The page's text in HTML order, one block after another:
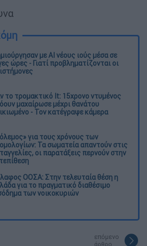
με AI νέους ιούς μέσα σε
ώρες - Γιατί προβληματίζονται οι
το τρομακτικό It: 15χρονο ντυμένος
μαχαίρωσε μέχρι θανάτου
- Τον κατέγραψε κάμερα
για τους χρόνους των
Τα σωματεία απαντούν στις
οι παρατάξεις περνούν στην
ΟΟΣΑ: Στην τελευταία θέση η
για το πραγματικό διαθέσιμο
των νοικοκυριών
επόμενο
άρθρο